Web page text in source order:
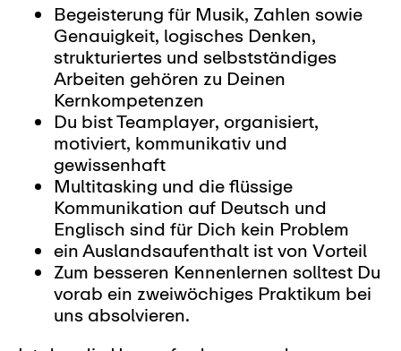
Begeisterung für Musik, Zahlen sowie
Genauigkeit, logisches Denken,
strukturiertes und selbstständiges
Arbeiten gehören zu Deinen
Kernkompetenzen
Du bist Teamplayer, organisiert,
motiviert, kommunikativ und
gewissenhaft
Multitasking und die flüssige
Kommunikation auf Deutsch und
Englisch sind für Dich kein Problem
ein Auslandsaufenthalt ist von Vorteil
Zum besseren Kennenlernen solltest Du
vorab ein zweiwöchiges Praktikum bei
uns absolvieren.